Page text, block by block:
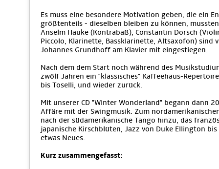
Es muss eine besondere Motivation geben, die ein
größtenteils - dieselben bleiben zu können,
Anselm Hauke (Kontrabaß), Constantin Dorsch
Piccolo, Klarinette, Bassklarinette, Altsaxofon)
Johannes Grundhoff am Klavier mit eingestiegen.
Nach dem dem Start noch während des
zwölf Jahren ein "klassisches" Kaffeehaus-
bis Toselli, und wieder zurück.
Mit unserer CD "Winter Wonderland" begann dann
Affäre mit der Swingmusik. Zum
nach der südamerikanische Tango hinzu, das
japanische Kirschblüten, Jazz von Duke Ellington
etwas Neues.
Kurz zusammengefasst: